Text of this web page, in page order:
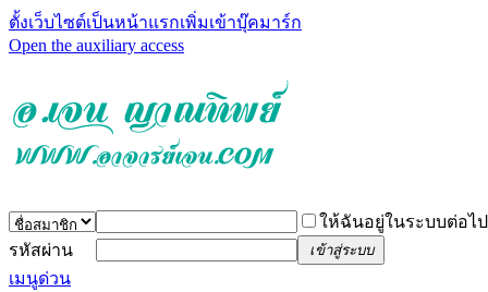
ตั้งเว็บไซต์เป็นหน้าแรกเพิ่มเข้าบุ๊คมาร์ก
Open the auxiliary access
ให้ฉันอยู่ในระบบต่อไป
รหัสผ่าน
เข้าสู่ระบบ
เมนูด่วน